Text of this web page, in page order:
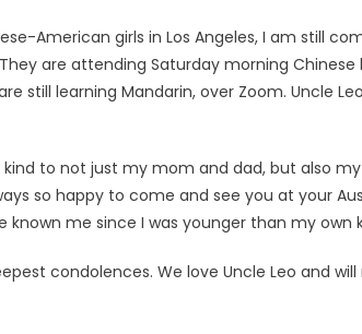
American girls in Los Angeles, I am still
are attending Saturday morning Chinese
still learning Mandarin, over Zoom. Uncle
to not just my mom and dad, but also
so happy to come and see you at your
me since I was younger than my own
condolences. We love Uncle Leo and
路易时报 圣路易时报广告
至中午 Grace UM Church